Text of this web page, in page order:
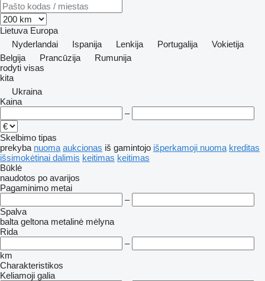
Lietuva Europa
Nyderlandai
Ispanija Lenkija Portugalija
Vokietija
Belgija
Prancūzija
Rumunija
rodyti visas
kita
Ukraina
Kaina
–
Skelbimo tipas
prekyba nuoma aukcionas iš gamintojo išperkamoji nuoma kreditas
išsimokėtinai dalimis keitimas keitimas
Būklė
naudotos po avarijos
Pagaminimo metai
–
Spalva
balta geltona metalinė mėlyna
Rida
–
km
Charakteristikos
Keliamoji galia